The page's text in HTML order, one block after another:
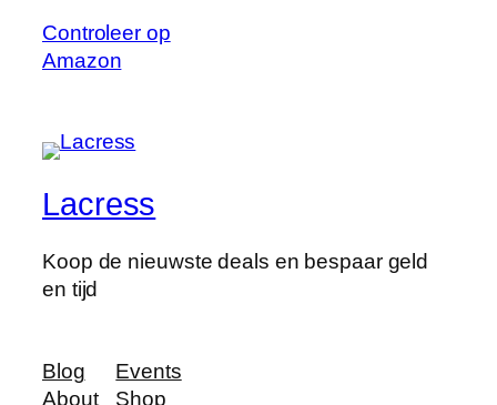
Controleer op
Amazon
Lacress
Koop de nieuwste deals en bespaar geld
en tijd
Blog
About
Events
Shop